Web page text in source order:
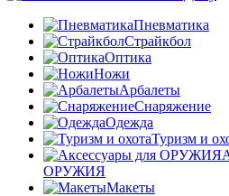
Пневматика
Страйкбол
Оптика
Ножи
Арбалеты
Снаряжение
Одежда
Туризм и
ОРУЖИЯ
Макеты